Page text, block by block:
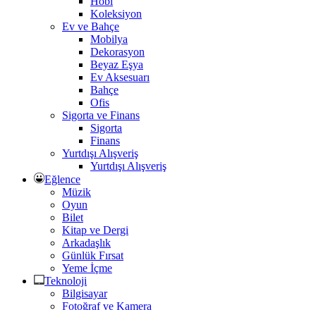
Koleksiyon
Ev ve Bahçe
Mobilya
Dekorasyon
Beyaz Eşya
Ev Aksesuarı
Bahçe
Ofis
Sigorta ve Finans
Sigorta
Finans
Yurtdışı Alışveriş
Yurtdışı Alışveriş
Eğlence
Müzik
Oyun
Bilet
Kitap ve Dergi
Arkadaşlık
Günlük Fırsat
Yeme İçme
Teknoloji
Bilgisayar
Fotoğraf ve Kamera